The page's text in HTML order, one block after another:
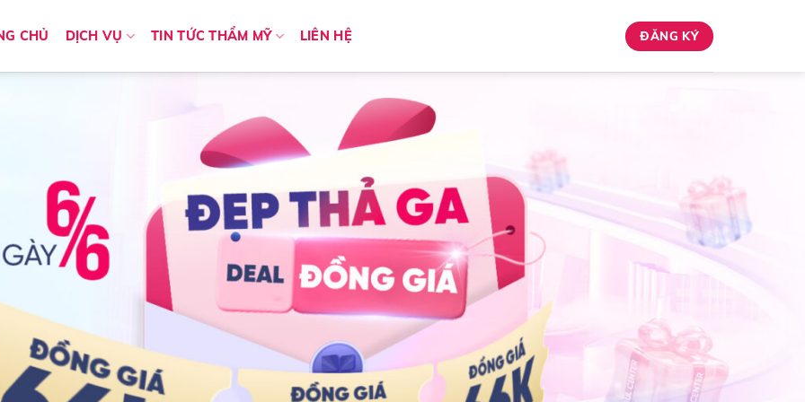
CHỦ DỊCH VỤ TIN TỨC THẨM MỸ LIÊN HỆ ĐĂNG KÝ